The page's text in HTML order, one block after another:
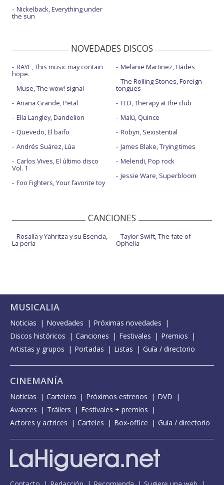
Nickelback, Everything under
the sun
NOVEDADES DISCOS
RAYE, This music may contain
hope.
Muse, The wow! signal
Ariana Grande, Petal
Ella Langley, Dandelion
Quevedo, El baifo
Andrés Suárez, Lúa
Carlos Vives, El último disco
Vol. 1
Foo Fighters, Your favorite toy
Melanie Martinez, Hades
The Rolling Stones, Foreign
tongues
FLO, Therapy at the club
Malú, Quince
Robyn, Sexistential
James Blake, Trying times
Melendi, Pop rock
Jessie Ware, Superbloom
CANCIONES
Rosalía y Yahritza y su Esencia,
La perla
Taylor Swift, The fate of
Ophelia
MUSICALIA
Noticias Novedades
Próximas novedades
Discos históricos
Canciones Festivales
Premios
Artistas y grupos
Portadas Listas Guía / directorio
CINEMANÍA
Noticias Cartelera Próximos estrenos
DVD
Avances
Tráilers
Festivales + premios
Actores y actrices
Carteles Box-office Guía / directorio